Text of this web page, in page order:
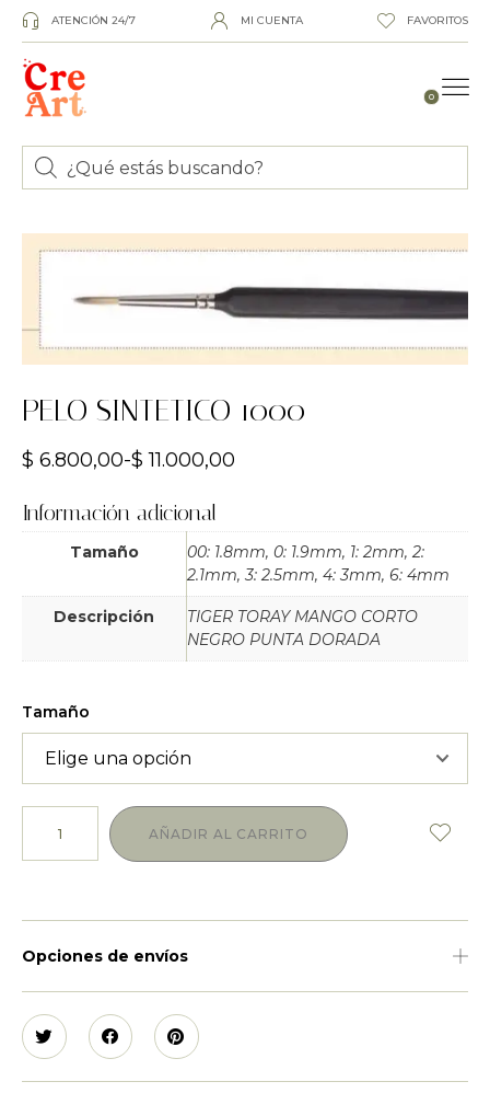
ATENCIÓN 24/7 MI CUENTA FAVORITOS
0
PELO SINTETICO 1000
$ 6.800,00-$ 11.000,00
Información adicional
Tamaño
00: 1.8mm, 0: 1.9mm, 1: 2mm, 2:
2.1mm, 3: 2.5mm, 4: 3mm, 6: 4mm
Descripción
TIGER TORAY MANGO CORTO
NEGRO PUNTA DORADA
Tamaño
AÑADIR AL CARRITO
Opciones de envíos